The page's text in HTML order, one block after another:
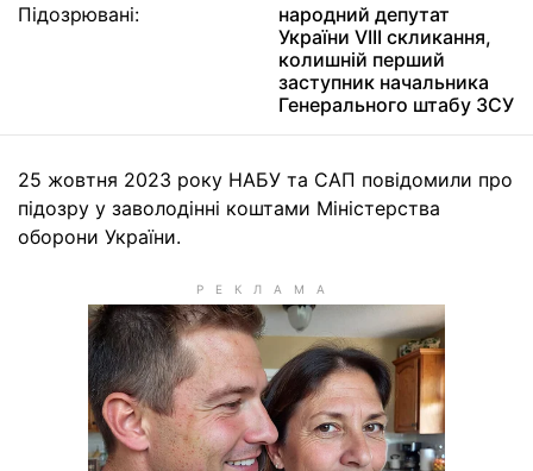
Підозрювані:
народний депутат
України VIII скликання,
колишній перший
заступник начальника
Генерального штабу ЗСУ
25 жовтня 2023 року НАБУ та САП повідомили про
підозру у заволодінні коштами Міністерства
оборони України.